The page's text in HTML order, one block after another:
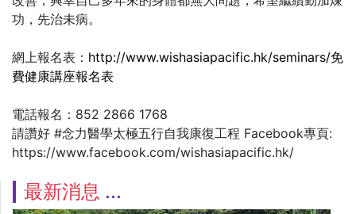
功，先治未病。
網上報名表： http://www.wishasiapacific.hk/seminars/免
費健康講座報名表
電話報名：852 2866 1768
請讚好 #念力醫學太極五行自我康復工程 Facebook專頁:
https://www.facebook.com/wishasiapacific.hk/
最新消息